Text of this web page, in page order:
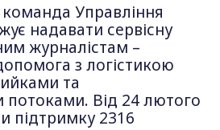
команда Управління
надавати сервісну
журналістам –
з логістикою
та
потоками. Від 24 лютого
підтримку 2316